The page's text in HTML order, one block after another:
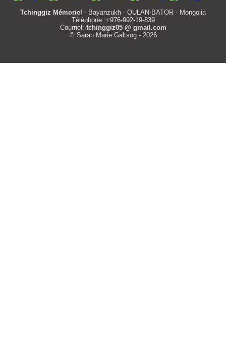
Tchinggiz Mémoriel - Bayanzukh - OULAN-BATOR - Mongolia
Téléphone: +976-992-19-839
Courriel: tchinggiz05 @ gmail.com
© Saran Marie Galtsog - 2026